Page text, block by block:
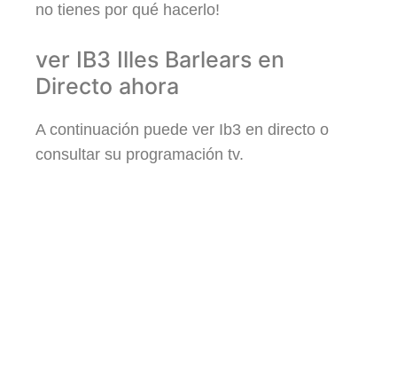
no tienes por qué hacerlo!
ver IB3 Illes Barlears en
Directo ahora
A continuación puede ver Ib3 en directo o
consultar su programación tv.